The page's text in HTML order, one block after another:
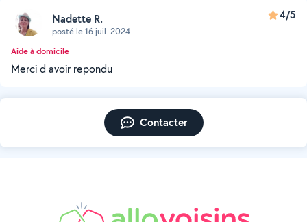
Nadette R.
posté le 16 juil. 2024
4/5
Aide à domicile
Merci d avoir repondu
Contacter